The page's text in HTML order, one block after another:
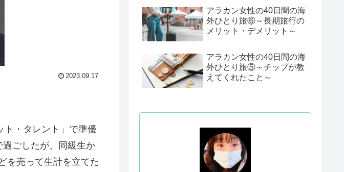
2023.09.17
・タレント」で準優
ごしたが、同級生か
を売って生計を立てた
アラカン女性の40日間の海
外ひとり旅⑥～長期旅行の
メリット・デメリット～
アラカン女性の40日間の海
外ひとり旅⑤～チップが教
えてくれたこと～